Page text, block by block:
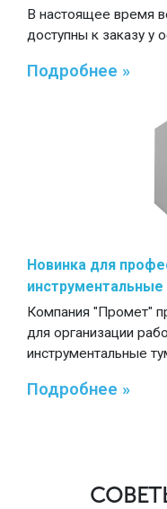
В настоящее время
доступны к заказу у
Подробнее »
Новинка для
Компания "Промет"
для организации
инструментальные
Подробнее »